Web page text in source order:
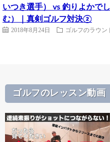
いつき選手） vs 釣りよかで
む）｜真剣ゴルフ対決②
2018年8月24日 ゴルフのラウン
ゴルフのレッスン動画